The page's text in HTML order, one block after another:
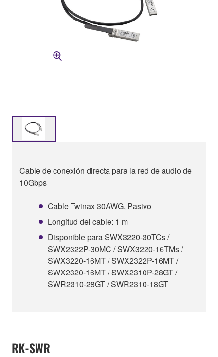
Cable de conexión directa para la red de audio de
10Gbps
Cable Twinax 30AWG, Pasivo
Longitud del cable: 1 m
Disponible para SWX3220-30TCs /
SWX2322P-30MC / SWX3220-16TMs /
SWX3220-16MT / SWX2322P-16MT /
SWX2320-16MT / SWX2310P-28GT /
SWR2310-28GT / SWR2310-18GT
RK-SWR